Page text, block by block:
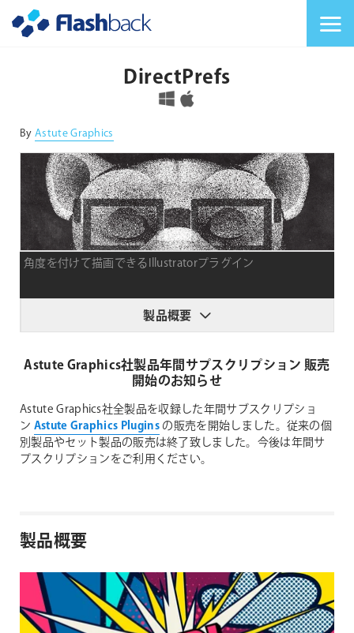
DirectPrefs
対応OS
By Astute Graphics
角度を付けて描画できるIllustratorプラグイン
製品概要
Astute Graphics社製品年間サプスクリプション 販売
開始のお知らせ
Astute Graphics社全製品を収録した年間サブスクリプショ
ン Astute Graphics Plugins の販売を開始しました。従来の個
別製品やセット製品の販売は終了致しました。今後は年間サ
プスクリプションをご利用ください。
製品概要